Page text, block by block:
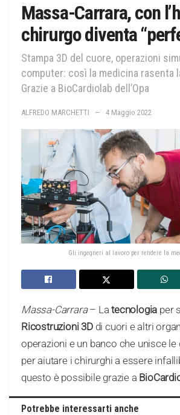
Massa-Carrara, con
chirurgo diventa
Stampa 3D del cuore, operazioni
computer: così la medicina rasenta
Grazie a BioCardiolab dell’Opa
ALFREDO MARCHETTI 4 Maggio 2022
Gli ingegneri al lavoro per rendere la
Massa-Carrara– Latecnologia per
Ricostruzioni 3Ddi cuori e altri
operazioni e un banco che unisce le
per aiutare i chirurghi a essere
questo è possibile grazie a
Potrebbe interessarti anche